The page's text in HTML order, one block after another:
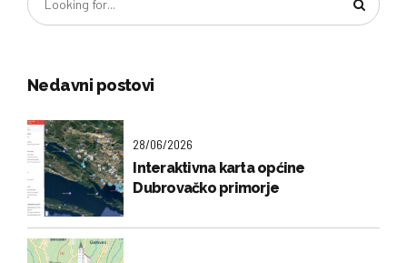
Nedavni postovi
28/06/2026
Interaktivna karta općine
Dubrovačko primorje